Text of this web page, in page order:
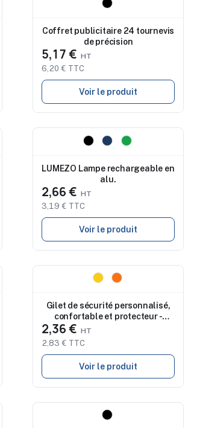
Coffret publicitaire 24 tournevis
de précision
5,17 €
6,20 € TTC
Voir le produit
LUMEZO Lampe rechargeable en
alu.
2,66 €
3,19 € TTC
Voir le produit
Gilet de sécurité personnalisé,
confortable et protecteur -
VISICOAT
2,36 €
2,83 € TTC
Voir le produit